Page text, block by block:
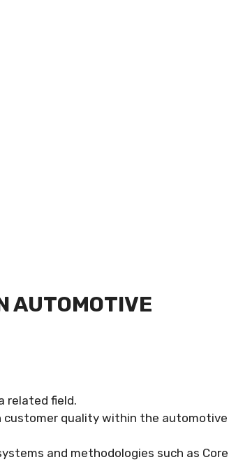
AUTOMOTIVE
related field.
customer quality within the automotive
and methodologies such as Core